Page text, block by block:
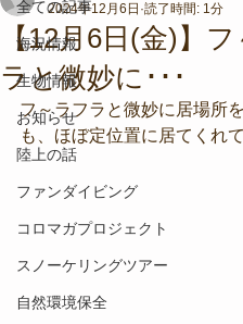
全ての記事
海況情報
生物情報
お知らせ
陸上の話
ファンダイビング
コロマガプロジェクト
スノーケリングツアー
自然環境保全
【12月6日(金)】
ラと微妙に･･･
2024年12月6日 読了時間: 1分
フ～ラフラと微妙に居場所
も、ほぼ定位置に居てくれ